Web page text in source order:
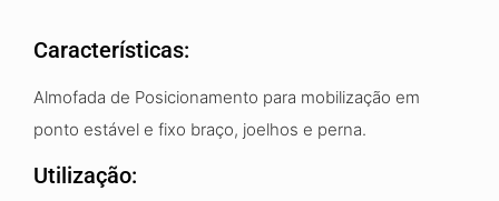
Características:
Almofada de Posicionamento para mobilização em
ponto estável e fixo braço, joelhos e perna.
Utilização: